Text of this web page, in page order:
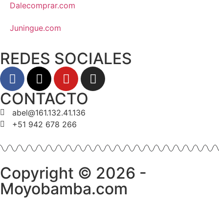
Dalecomprar.com
Juningue.com
REDES SOCIALES
CONTACTO
abel@161.132.41.136
+51 942 678 266
Copyright © 2026 -
Moyobamba.com